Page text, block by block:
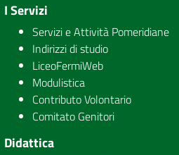
I Servizi
Servizi e Attività Pomeridiane
Indirizzi di studio
LiceoFermiWeb
Modulistica
Contributo Volontario
Comitato Genitori
Didattica